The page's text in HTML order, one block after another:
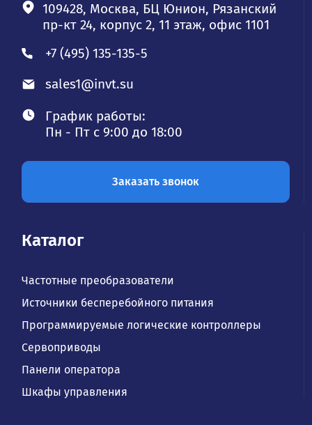
109428, Москва, БЦ Юнион, Рязанский
пр-кт 24, корпус 2, 11 этаж, офис 1101
+7 (495) 135-135-5
sales1@invt.su
График работы:
Пн - Пт с 9:00 до 18:00
Заказать звонок
Каталог
Частотные преобразователи
Источники бесперебойного питания
Программируемые логические контроллеры
Сервоприводы
Панели оператора
Шкафы управления